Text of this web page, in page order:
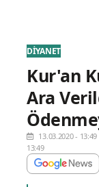
DİYANET
Kur'an
Ara
13.03.2020 - 13:49
13:49